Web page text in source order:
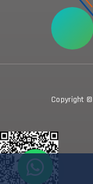
Copyright ©